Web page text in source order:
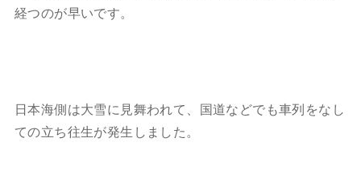
経つのが早いです。
日本海側は大雪に見舞われて、国道などでも車列をなし
ての立ち往生が発生しました。